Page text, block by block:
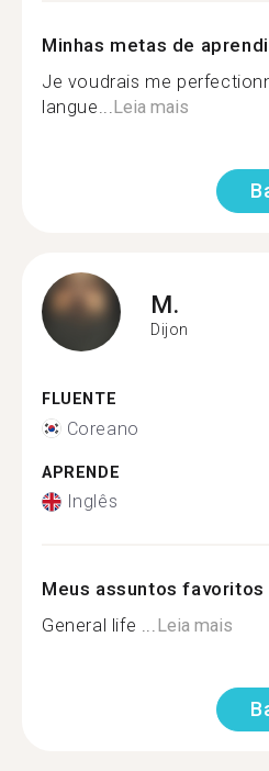
Minhas metas de
Je voudrais me
langue...Leia mais
M.
Dijon
FLUENTE
Coreano
APRENDE
Inglês
Meus assuntos favoritos
General life ...Leia mais